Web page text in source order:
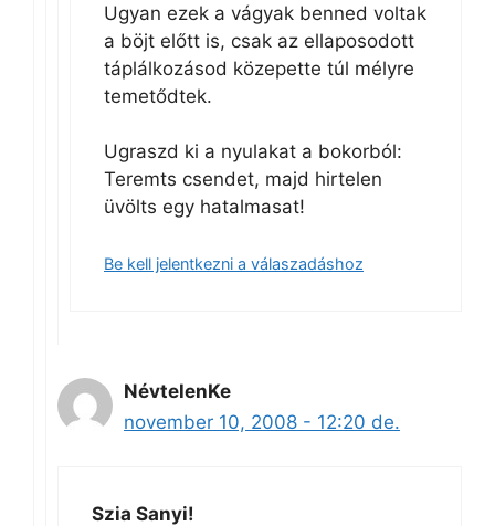
Ugyan ezek a vágyak benned voltak
a böjt előtt is, csak az ellaposodott
táplálkozásod közepette túl mélyre
temetődtek.
Ugraszd ki a nyulakat a bokorból:
Teremts csendet, majd hirtelen
üvölts egy hatalmasat!
Be kell jelentkezni a válaszadáshoz
NévtelenKe
november 10, 2008 - 12:20 de.
Szia Sanyi!